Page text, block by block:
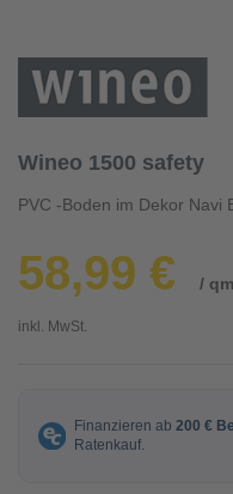
Wineo 1500 safety
PVC -Boden im Dekor Navi
58,99 € / qm
inkl. MwSt.